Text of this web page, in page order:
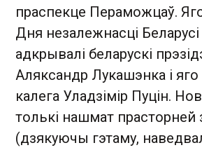
праспекце Пераможцаў.
Дня незалежнасці
адкрывалі беларускі
Аляксандр Лукашэнка і яго
калега Уладзімір Пуцін.
толькі нашмат
(дзякуючы гэтаму,